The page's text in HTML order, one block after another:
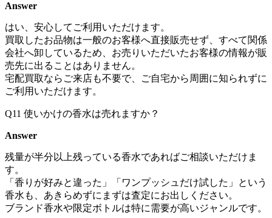
Answer
はい、安心してご利用いただけます。
買取したお品物は一般のお客様へ直接販売せず、すべて関係
会社へ卸しているため、お売りいただいたお客様の情報が販
売先に出ることはありません。
宅配買取ならご来店も不要で、ご自宅から周囲に知られずに
ご利用いただけます。
Q11 使いかけの香水は売れますか？
Answer
残量が半分以上残っている香水であればご相談いただけま
す。
「香りが好みと違った」「ワンプッシュだけ試した」という
香水も、あきらめずにまずは査定にお出しください。
ブランド香水や限定ボトルは特に需要が高いジャンルです。